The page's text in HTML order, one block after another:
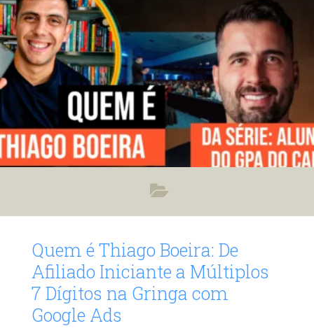
sua carreira como criador de conteúdo. Instagram:
Instagram.com/lacteameufi O Início da Trajetória de Lactea
A jornada de Lactea começou em
Quem é Thiago Boeira: De
Afiliado Iniciante a Múltiplos
7 Dígitos na Gringa com
Google Ads